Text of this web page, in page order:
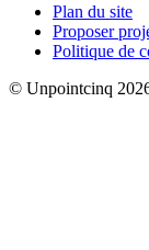
Plan du site
Proposer
Politique de
© Unpointcinq